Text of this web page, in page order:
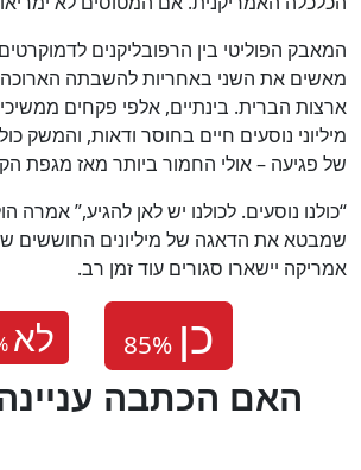
המאבק הפוליטי בין הרפובליקנים
מאשים את השני באחריות להשבתה הארוכה
ארצות הברית. בינתיים, אלפי פקחים
מיליוני נוסעים חיים בחוסר ודאות, והמשק
של פגיעה – אולי החמור ביותר מאז מגפת
“כולנו נוסעים. לכולנו יש לאן להגיע,” אמרה
שמבטא את הדאגה של מיליונים החוששים
אמריקה יישארו סגורים עוד זמן רב.
לא
?האם הכתבה